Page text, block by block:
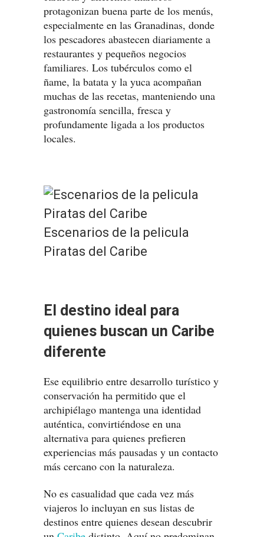
protagonizan buena parte de los menús,
especialmente en las Granadinas, donde
los pescadores abastecen diariamente a
restaurantes y pequeños negocios
familiares. Los tubérculos como el
ñame, la batata y la yuca acompañan
muchas de las recetas, manteniendo una
gastronomía sencilla, fresca y
profundamente ligada a los productos
locales.
Escenarios de la pelicula
Piratas del Caribe
El destino ideal para
quienes buscan un Caribe
diferente
Ese equilibrio entre desarrollo turístico y
conservación ha permitido que el
archipiélago mantenga una identidad
auténtica, convirtiéndose en una
alternativa para quienes prefieren
experiencias más pausadas y un contacto
más cercano con la naturaleza.
No es casualidad que cada vez más
viajeros lo incluyan en sus listas de
destinos entre quienes desean descubrir